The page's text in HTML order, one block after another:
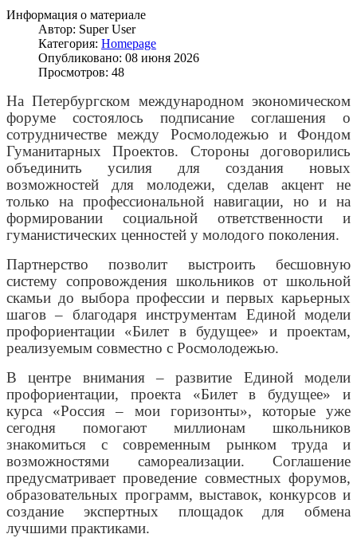
Информация о материале
Автор: Super User
Категория: Homepage
Опубликовано: 08 июня 2026
Просмотров: 48
На Петербургском международном экономическом
форуме состоялось подписание соглашения о
сотрудничестве между Росмолодежью и Фондом
Гуманитарных Проектов. Стороны договорились
объединить усилия для создания новых
возможностей для молодежи, сделав акцент не
только на профессиональной навигации, но и на
формировании социальной ответственности и
гуманистических ценностей у молодого поколения.
Партнерство позволит выстроить бесшовную
систему сопровождения школьников от школьной
скамьи до выбора профессии и первых карьерных
шагов – благодаря инструментам Единой модели
профориентации «Билет в будущее» и проектам,
реализуемым совместно с Росмолодежью.
В центре внимания – развитие Единой модели
профориентации, проекта «Билет в будущее» и
курса «Россия – мои горизонты», которые уже
сегодня помогают миллионам школьников
знакомиться с современным рынком труда и
возможностями самореализации. Соглашение
предусматривает проведение совместных форумов,
образовательных программ, выставок, конкурсов и
создание экспертных площадок для обмена
лучшими практиками.